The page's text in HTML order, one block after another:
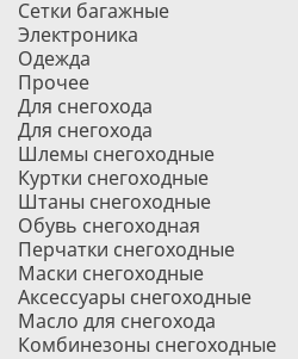
Сетки багажные
Электроника
Одежда
Прочее
Для снегохода
Для снегохода
Шлемы снегоходные
Куртки снегоходные
Штаны снегоходные
Обувь снегоходная
Перчатки снегоходные
Маски снегоходные
Аксессуары снегоходные
Масло для снегохода
Комбинезоны снегоходные